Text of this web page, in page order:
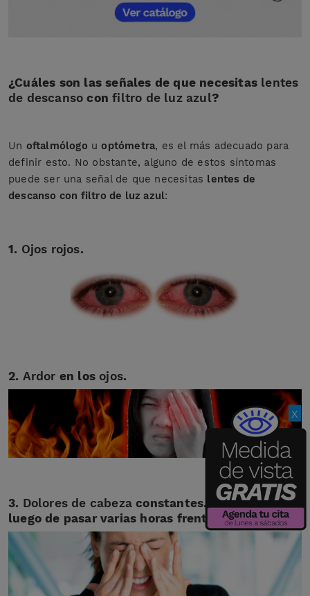
¿Cuáles son las señales de que necesitas lentes
de descanso confiltro de luz azul?
Un oftalmólogo uoptómetra, es el más adecuado para
definir esto. No obstante, alguno de estos síntomas
puede ser una señal de que necesitas lentes de
descanso con filtro de luz azul:
1. Ojos rojos.
2. Ardor en los ojos.
3. Dolores de cabezaconstantes.
Sobre todo,
luego de pasar varias horas frente una pantalla.
x